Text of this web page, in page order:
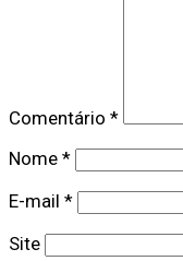
Comentário *
Nome *
E-mail *
Site